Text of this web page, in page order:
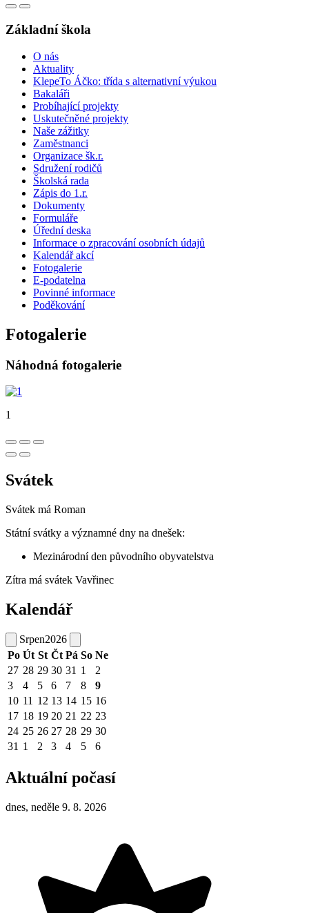
Základní škola
O nás
Aktuality
KlepeTo Áčko: třída s alternativní výukou
Bakaláři
Probíhající projekty
Uskutečněné projekty
Naše zážitky
Zaměstnanci
Organizace šk.r.
Sdružení rodičů
Školská rada
Zápis do 1.r.
Dokumenty
Formuláře
Úřední deska
Informace o zpracování osobních údajů
Kalendář akcí
Fotogalerie
E-podatelna
Povinné informace
Poděkování
Fotogalerie
Náhodná fotogalerie
1
Svátek
Svátek má Roman
Státní svátky a významné dny na dnešek:
Mezinárodní den původního obyvatelstva
Zítra má svátek Vavřinec
Kalendář
Srpen2026
Po Út St Čt Pá So Ne
27 28 29 30 31 1
2
3
4 5 6 7 8
9
10 11 12 13 14 15 16
17 18 19 20 21 22 23
24 25 26 27 28 29 30
31 1 2 3 4 5 6
Aktuální počasí
dnes, neděle 9. 8. 2026